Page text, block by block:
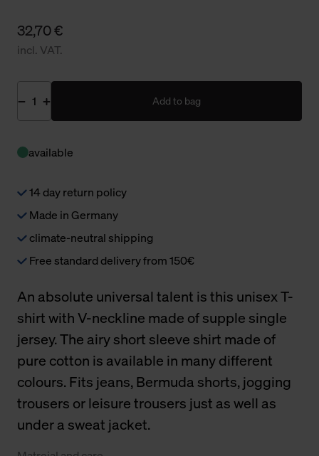
32,70 €
incl. VAT.
Add to bag
available
14 day return policy
Made in Germany
climate-neutral shipping
Free standard delivery from 150€
An absolute universal talent is this unisex T-
shirt with V-neckline made of supple single
jersey. The airy short sleeve shirt made of
pure cotton is available in many different
colours. Fits jeans, Bermuda shorts, jogging
trousers or leisure trousers just as well as
under a sweat jacket.